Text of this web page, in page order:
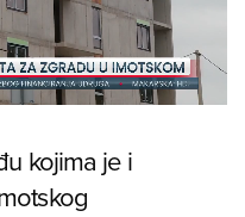
kojima je i